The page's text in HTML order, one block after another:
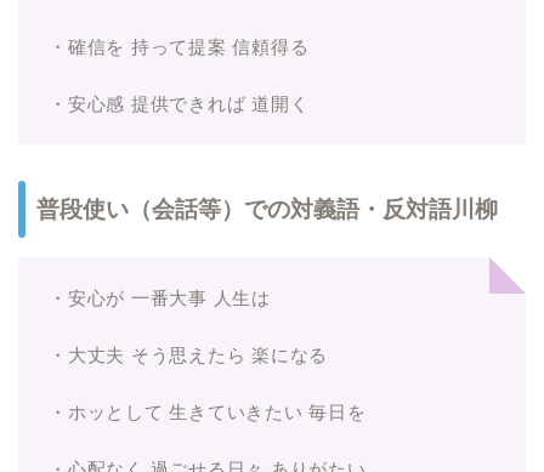
・確信を 持って提案 信頼得る
・安心感 提供できれば 道開く
普段使い（会話等）での対義語・反対語川柳
・安心が 一番大事 人生は
・大丈夫 そう思えたら 楽になる
・ホッとして 生きていきたい 毎日を